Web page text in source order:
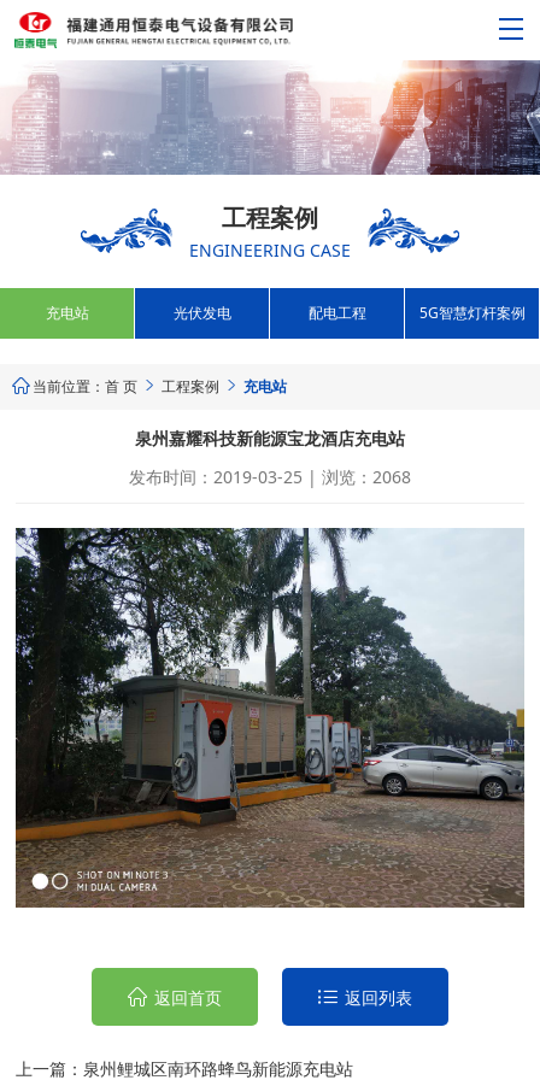
工程案例
ENGINEERING CASE
充电站 光伏发电 配电工程 5G智慧灯杆案例
当前位置： 首 页  工程案例  充电站
泉州嘉耀科技新能源宝龙酒店充电站
发布时间：2019-03-25 | 浏览：2068
返回首页 返回列表
上一篇： 泉州鲤城区南环路蜂鸟新能源充电站